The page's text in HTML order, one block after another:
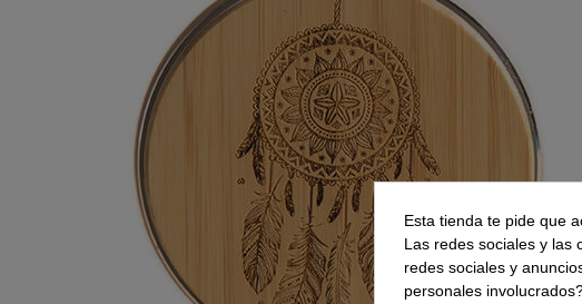
Esta tienda te pide que
Las redes sociales y las
redes sociales y
personales